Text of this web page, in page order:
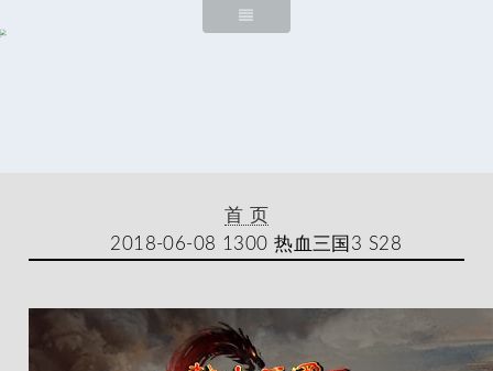
首 页
2018-06-08 1300 热血三国3 S28